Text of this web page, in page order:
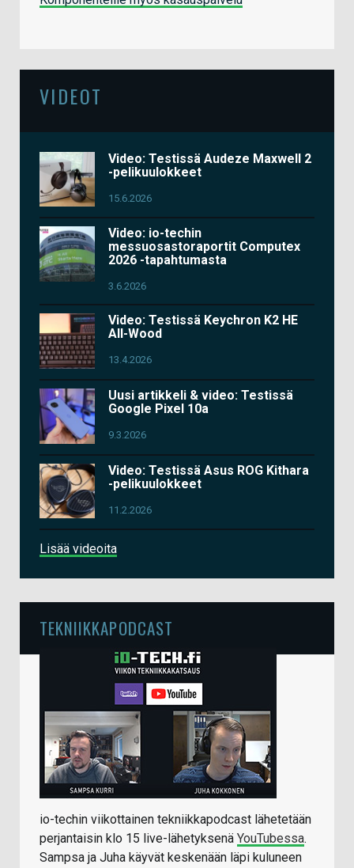
VIDEOT
Video: Testissä Audeze Maxwell 2
-pelikuulokkeet
15.6.2026
Video: io-techin
messuosastoraportit Computex
2026 -tapahtumasta
3.6.2026
Video: Testissä Keychron K2 HE
All-Wood
13.4.2026
Uusi artikkeli & video: Testissä
Google Pixel 10a
9.3.2026
Video: Testissä Asus ROG Kithara
-pelikuulokkeet
11.2.2026
Lisää videoita
TEKNIIKKAPODCAST
io-techin viikottainen tekniikkapodcast lähetetään
perjantaisin klo 15 live-lähetyksenä YouTubessa.
Sampsa ja Juha käyvät keskenään läpi kuluneen